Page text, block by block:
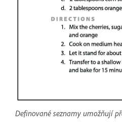
Definované seznamy umožňují